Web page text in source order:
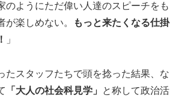
のようにただ偉い人達のスピーチをも
が楽しめない。
もっと来たくなる仕掛
」
たスタッフたちで頭を捻った結果、な
「大人の社会科見学」
と称して政治活